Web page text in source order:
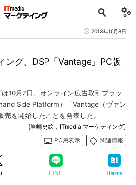
2013年10月8日
ング、DSP「Vantage」PC版
10月7日、オンライン広告取引プラッ
Side Platform）「Vantage（ヴァン
売を開始したことを発表した。
[岩崎史絵，ITmedia マーケティング]
PC用表示
関連情報
LINE Hatena